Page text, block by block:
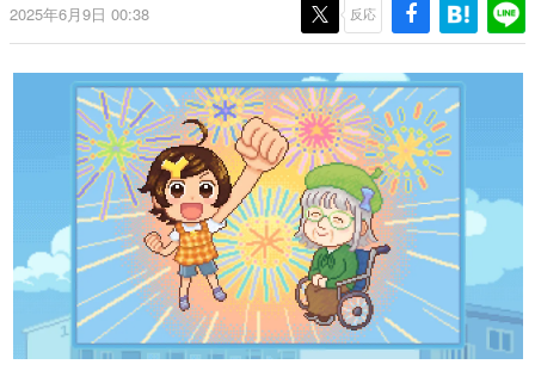
ゲーム世代の作家たち
ゲームに多大な影響を受けた作家さんに取材し、ゲームが
画です。
日本モバイルゲーム産業史
日本のモバイルゲーム史における主要なトピック・タイト
ルを網羅するほか、開発者へのインタビューや識者による
解説を掲載。約20年の歴史が一望できる決定版！
若ゲのいたり〜ゲームクリエイターの青春〜
『うつヌケ』『ペンと箸』等で知られるマンガ家・田中圭
一先生によるゲーム業界レポートマンガです。
なんでゲームは面白い？
ゲーム開発者・hamatsu氏がゲームの魅力を画面や操作の
具体的な形から解き明かしていく、硬派で骨太な評論連載
2025年6月9日 00:38 反応